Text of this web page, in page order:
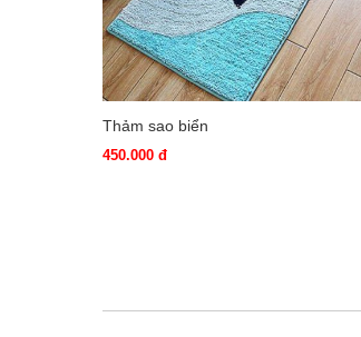
Thảm sao biển
450.000 đ